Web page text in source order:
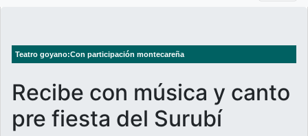
Teatro goyano:Con participación montecareña
Recibe con música y canto
pre fiesta del Surubí